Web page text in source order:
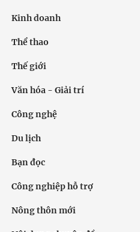
Kinh doanh
Thể thao
Thế giới
Văn hóa - Giải trí
Công nghệ
Du lịch
Bạn đọc
Công nghiệp hỗ trợ
Nông thôn mới